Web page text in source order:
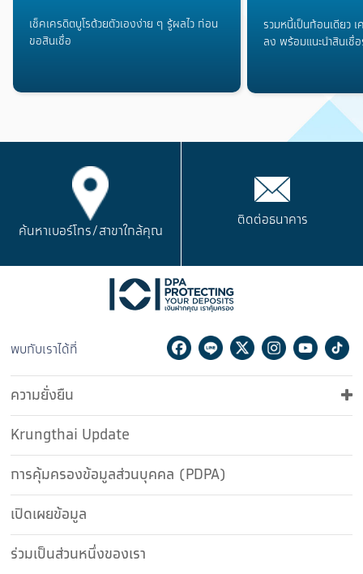
เช็คเครดิตบูโรด้วยตัวเองง่าย ๆ รู้ผลไว ก่อน
ขอสินเชื่อ
รวมหนี้เป็นก้อนเดียว
ลง พร้อมแนะนำสินเชื่
ค้นหาเบอร์โทร/สาขาใกล้คุณ
ติดต่อธนาคาร
พบกับเราได้ที่ Facebook
LineTwitterInstagram
ความยั่งยืน
Krungthai Update
การคุ้มครองข้อมูลส่วนบุคคล (PDPA)
เปิดเผยข้อมูล
ร่วมเป็นส่วนหนึ่งของเรา